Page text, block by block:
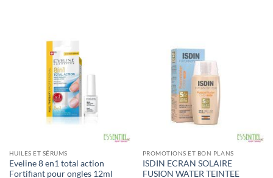
HUILES ET SÉRUMS
Eveline 8 en1 total action
Fortifiant pour ongles 12ml
PROMOTIONS ET BON PLANS
ISDIN ECRAN SOLAIRE
FUSION WATER TEINTEE